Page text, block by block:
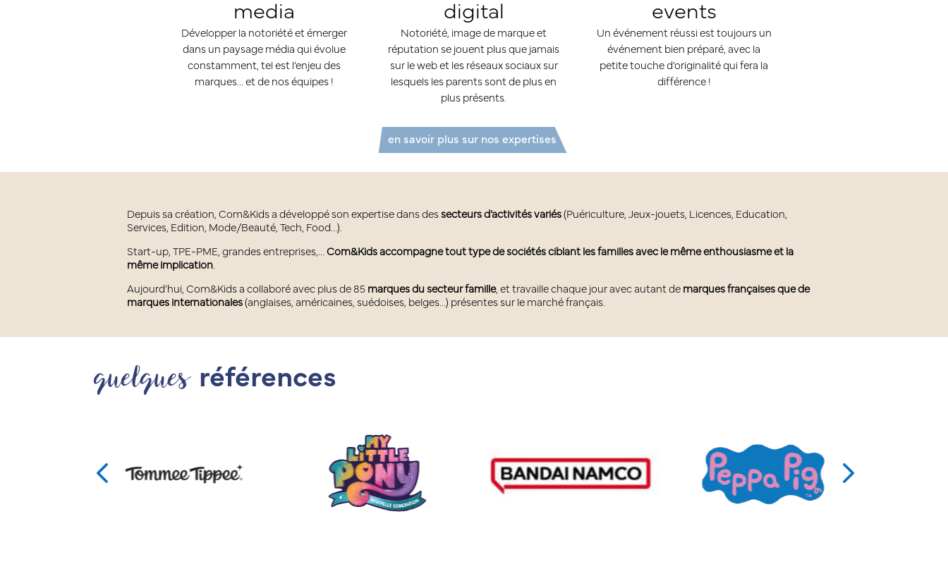
media
Développer la notoriété et émerger
dans un paysage média qui évolue
constamment, tel est l’enjeu des
marques… et de nos équipes !
digital
Notoriété, image de marque et
réputation se jouent plus que jamais
sur le web et les réseaux sociaux sur
lesquels les parents sont de plus en
plus présents.
events
Un événement réussi est toujours un
événement bien préparé, avec la
petite touche d’originalité qui fera la
différence !
en savoir plus sur nos expertises
Depuis sa création, Com&Kids a développé son expertise dans des secteurs d’activités variés (Puériculture, Jeux-jouets, Licences, Education,
Services, Edition, Mode/Beauté, Tech, Food…).
Start-up, TPE-PME, grandes entreprises,… Com&Kids accompagne tout type de sociétés ciblant les familles avec le même enthousiasme et la
même implication
Aujourd’hui, Com&Kids a collaboré avec plus de 85 marques du secteur famille, et travaille chaque jour avec autant de marques françaises que de
marques internationales (anglaises, américaines, suédoises, belges…) présentes sur le marché français.
quelques références